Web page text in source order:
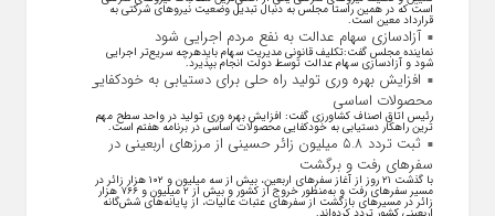
است که در همین راستا مجلس به دنبال تبدیل وضعیت نیرو‌های شرکتی به
قرارداد معین است.
آزادسازی سهام عدالت به نفع مردم اجرایی شود
نماینده مجلس گفت:تکلیف قانونی مدیریت سهام بایدهرچه سریع‌تر اجرایی
شود و آزادسازی سهام عدالت توسط دولت انجام بپذیرد.
افزایش بهره وری تولید راه حلی برای دستیابی به خودکفایی
محصولات اساسی
رئیس اتاق اصناف کشاورزی گفت: افزایش بهره وری تولید در واحد سطح مهم
ترین راهکار دستیابی به خودکفایی محصولات اساسی در برنامه هفتم است.
ثبت تردد ۵.۸ میلیون زائر حسینی از مرزهای اربعینی در
سفرهای رفت و برگشت
با گذشت ۲۱ روز از آغاز سفرهای اربعین، بیش از سه میلیون و ۱۰۲ هزار زائر در
مسیر سفرهای رفت و به‌منظور خروج از کشور و بیش از ۲ میلیون و ۷۶۶ هزار
زائر در مسیرهای بازگشت از سفرهای عتبات عالیات، از پایانه‌های شش‌گانه